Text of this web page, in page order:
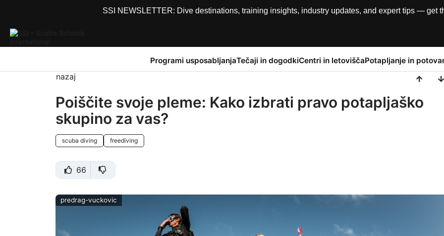
SSI NEWSLETTER: Dive destinations, training insights, industry updates, and expert tips — get
Programi usposabljanjaTečaji in dogodkiCentri in letoviščaPotapljanje in
nazaj
Poiščite svoje pleme: Kako izbrati pravo potapljaško
skupino za vas?
scuba diving freediving
66
predrag-vuckovic